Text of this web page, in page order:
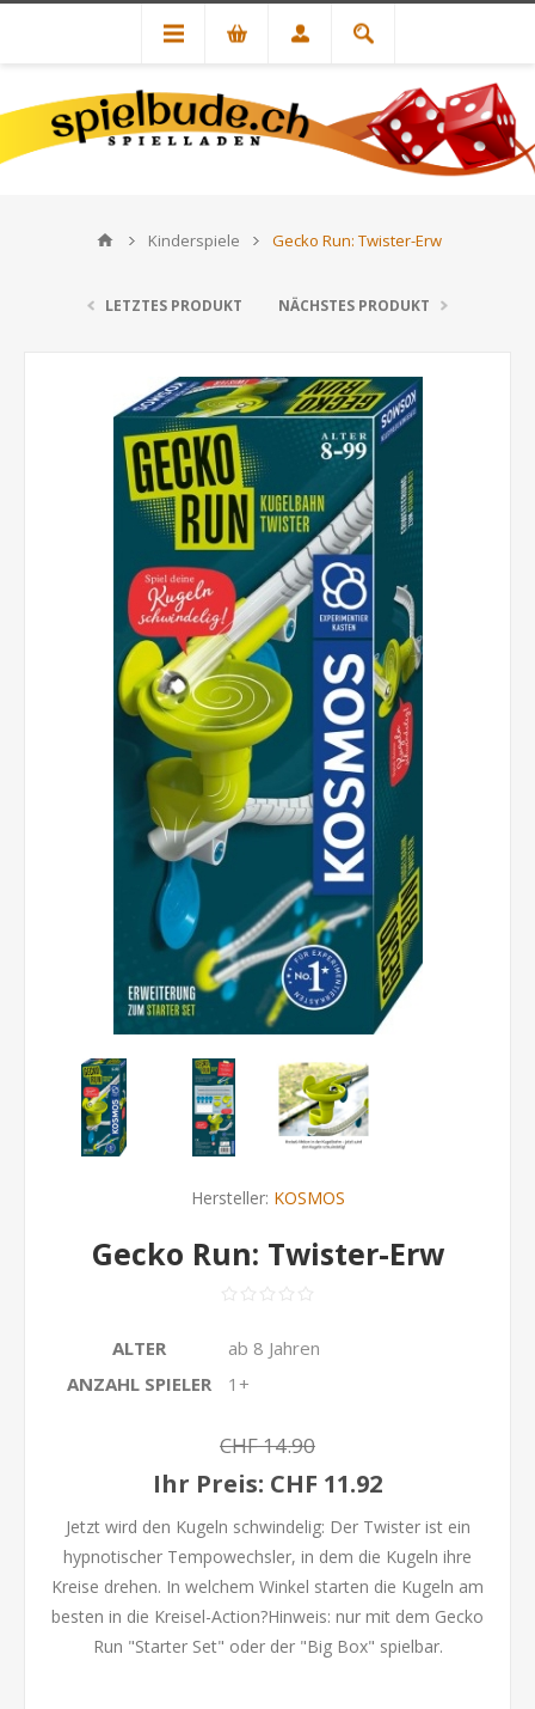
Kinderspiele Gecko Run: Twister-Erw
LETZTES PRODUKT NÄCHSTES PRODUKT
Hersteller: KOSMOS
Gecko Run: Twister-Erw
ALTER
ab 8 Jahren
ANZAHL SPIELER
1+
CHF 14.90
Ihr Preis: CHF 11.92
Jetzt wird den Kugeln schwindelig: Der Twister ist ein
hypnotischer Tempowechsler, in dem die Kugeln ihre
Kreise drehen. In welchem Winkel starten die Kugeln am
besten in die Kreisel-Action?Hinweis: nur mit dem Gecko
Run "Starter Set" oder der "Big Box" spielbar.